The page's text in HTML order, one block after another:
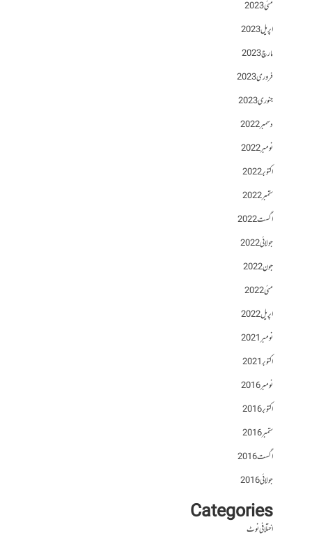
مئی 2023
اپریل 2023
مارچ 2023
فروری 2023
جنوری 2023
دسمبر 2022
نومبر 2022
اکتوبر 2022
ستمبر 2022
اگست 2022
جولائی 2022
جون 2022
مئی 2022
اپریل 2022
نومبر 2021
اکتوبر 2021
نومبر 2016
اکتوبر 2016
ستمبر 2016
اگست 2016
جولائی 2016
Categories
اختلافی نوٹ